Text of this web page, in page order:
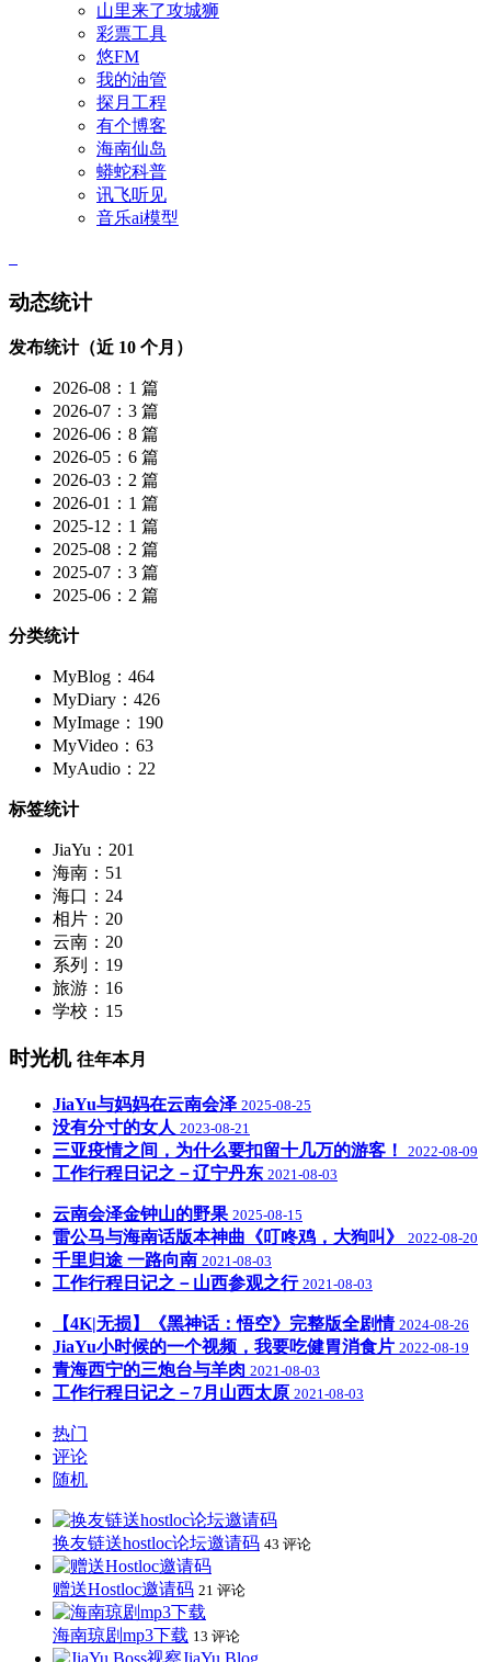
山里来了攻城狮
彩票工具
悠FM
我的油管
探月工程
有个博客
海南仙岛
蟒蛇科普
讯飞听见
音乐ai模型
动态统计
发布统计（近 10 个月）
2026-08：1 篇
2026-07：3 篇
2026-06：8 篇
2026-05：6 篇
2026-03：2 篇
2026-01：1 篇
2025-12：1 篇
2025-08：2 篇
2025-07：3 篇
2025-06：2 篇
分类统计
MyBlog：464
MyDiary：426
MyImage：190
MyVideo：63
MyAudio：22
标签统计
JiaYu：201
海南：51
海口：24
相片：20
云南：20
系列：19
旅游：16
学校：15
时光机 往年本月
JiaYu与妈妈在云南会泽 2025-08-25
没有分寸的女人 2023-08-21
三亚疫情之间，为什么要扣留十几万的游客！ 2022-08-09
工作行程日记之－辽宁丹东 2021-08-03
云南会泽金钟山的野果 2025-08-15
雷公马与海南话版本神曲《叮咚鸡，大狗叫》 2022-08-20
千里归途 一路向南 2021-08-03
工作行程日记之－山西参观之行 2021-08-03
【4K|无损】《黑神话：悟空》完整版全剧情 2024-08-26
JiaYu小时候的一个视频，我要吃健胃消食片 2022-08-19
青海西宁的三炮台与羊肉 2021-08-03
工作行程日记之－7月山西太原 2021-08-03
热门
评论
随机
换友链送hostloc论坛邀请码 43 评论
赠送Hostloc邀请码 21 评论
海南琼剧mp3下载 13 评论